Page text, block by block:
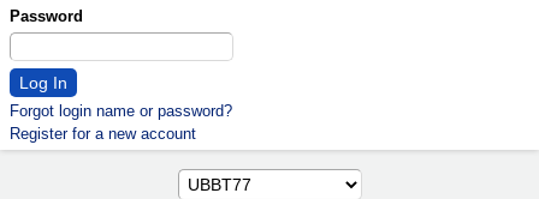
Password
Forgot login name or password?
Register for a new account